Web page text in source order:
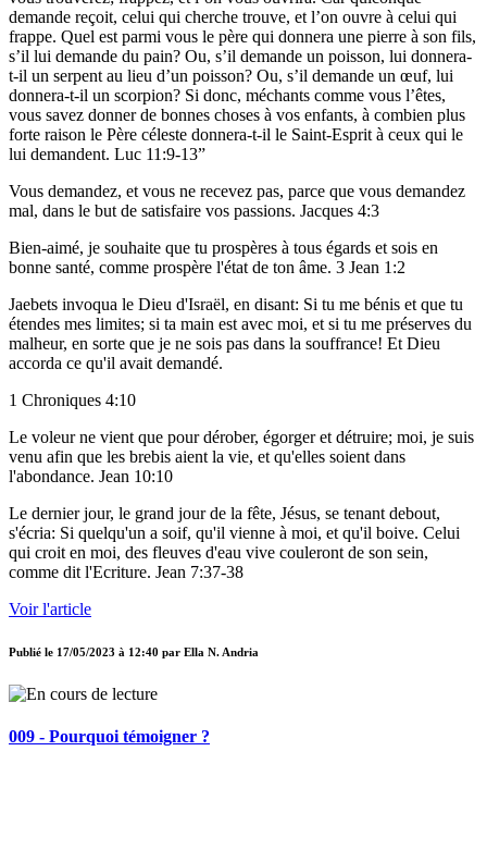
demande reçoit, celui qui cherche trouve, et l’on ouvre à celui qui
frappe. Quel est parmi vous le père qui donnera une pierre à son fils,
s’il lui demande du pain? Ou, s’il demande un poisson, lui donnera-
t-il un serpent au lieu d’un poisson? Ou, s’il demande un œuf, lui
donnera-t-il un scorpion? Si donc, méchants comme vous l’êtes,
vous savez donner de bonnes choses à vos enfants, à combien plus
forte raison le Père céleste donnera-t-il le Saint-Esprit à ceux qui le
lui demandent. Luc 11:9-13”
Vous demandez, et vous ne recevez pas, parce que vous demandez
mal, dans le but de satisfaire vos passions. Jacques 4:3
Bien-aimé, je souhaite que tu prospères à tous égards et sois en
bonne santé, comme prospère l'état de ton âme. 3 Jean 1:2
Jaebets invoqua le Dieu d'Israël, en disant: Si tu me bénis et que tu
étendes mes limites; si ta main est avec moi, et si tu me préserves du
malheur, en sorte que je ne sois pas dans la souffrance! Et Dieu
accorda ce qu'il avait demandé.
1 Chroniques 4:10
Le voleur ne vient que pour dérober, égorger et détruire; moi, je suis
venu afin que les brebis aient la vie, et qu'elles soient dans
l'abondance. Jean 10:10
Le dernier jour, le grand jour de la fête, Jésus, se tenant debout,
s'écria: Si quelqu'un a soif, qu'il vienne à moi, et qu'il boive. Celui
qui croit en moi, des fleuves d'eau vive couleront de son sein,
comme dit l'Ecriture. Jean 7:37-38
Voir l'article
Publié le 17/05/2023 à 12:40 par Ella N. Andria
009 - Pourquoi témoigner ?